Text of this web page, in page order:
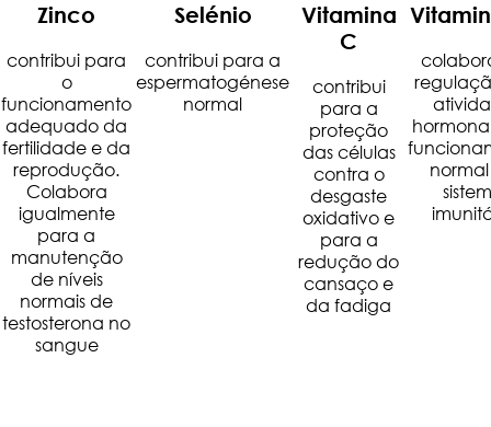
Zinco
contribui para
o
funcionamento
adequado da
fertilidade e da
reprodução.
Colabora
igualmente
para a
manutenção
de níveis
normais de
testosterona no
sangue
Selénio
contribui para a
espermatogénese
normal
Vitamina
C
contribui
para a
proteção
das células
contra o
desgaste
oxidativo e
para a
redução do
cansaço e
da fadiga